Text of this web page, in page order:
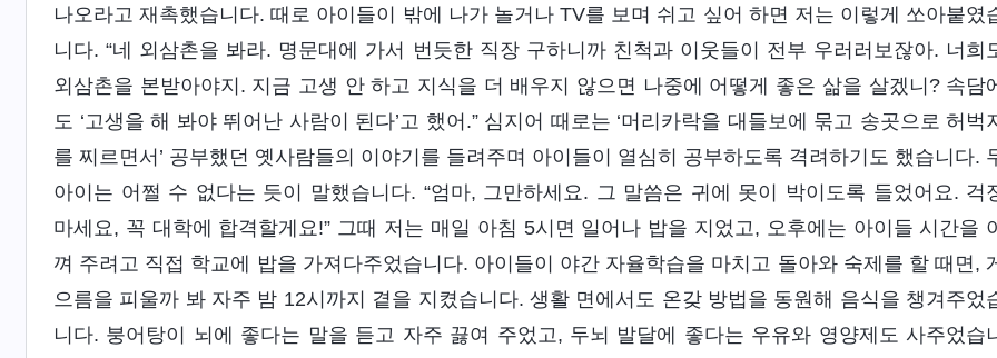
나오라고 재촉했습니다. 때로 아이들이 밖에 나가 놀거나 TV를 보며 쉬고 싶어 하면 저는 이렇게 쏘아붙였
니다. “네 외삼촌을 봐라. 명문대에 가서 번듯한 직장 구하니까 친척과 이웃들이 전부 우러러보잖아. 너희
외삼촌을 본받아야지. 지금 고생 안 하고 지식을 더 배우지 않으면 나중에 어떻게 좋은 삶을 살겠니? 속담에
도 ‘고생을 해 봐야 뛰어난 사람이 된다’고 했어.” 심지어 때로는 ‘머리카락을 대들보에 묶고 송곳으로 허벅
를 찌르면서’ 공부했던 옛사람들의 이야기를 들려주며 아이들이 열심히 공부하도록 격려하기도 했습니다.
아이는 어쩔 수 없다는 듯이 말했습니다. “엄마, 그만하세요. 그 말씀은 귀에 못이 박이도록 들었어요. 걱
마세요, 꼭 대학에 합격할게요!” 그때 저는 매일 아침 5시면 일어나 밥을 지었고, 오후에는 아이들 시간을
껴 주려고 직접 학교에 밥을 가져다주었습니다. 아이들이 야간 자율학습을 마치고 돌아와 숙제를 할 때면, 게
으름을 피울까 봐 자주 밤 12시까지 곁을 지켰습니다. 생활 면에서도 온갖 방법을 동원해 음식을 챙겨주었
니다. 붕어탕이 뇌에 좋다는 말을 듣고 자주 끓여 주었고, 두뇌 발달에 좋다는 우유와 영양제도 사주었습